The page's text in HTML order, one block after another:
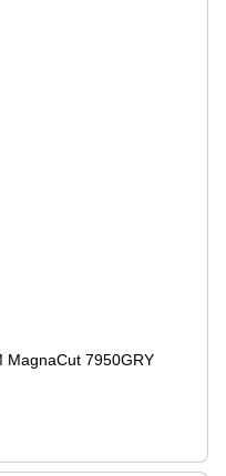
MagnaCut 7950GRY